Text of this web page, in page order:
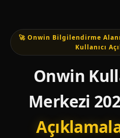
🚀 Onwin Bilgilendirme
Kullanıcı
Onwin
Merkezi